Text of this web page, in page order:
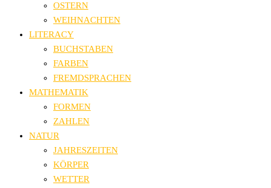
OSTERN
WEIHNACHTEN
LITERACY
BUCHSTABEN
FARBEN
FREMDSPRACHEN
MATHEMATIK
FORMEN
ZAHLEN
NATUR
JAHRESZEITEN
KÖRPER
WETTER